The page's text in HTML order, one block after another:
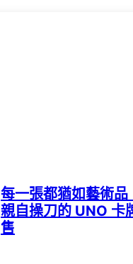
每一張都猶如藝術品
親自操刀的 UNO 卡
售